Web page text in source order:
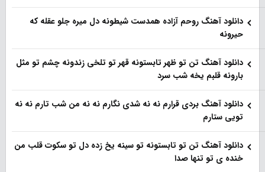
دانلود آهنگ روحم آزاده همدست شیطونه دل میره جلو عقله که
حیرونه
دانلود آهنگ تن تو ظهر تابستونه قهر تو تلخی زندونه چشم تو مثل
بارونه قلبم یخه شب سرد
دانلود آهنگ بردی قرارم نه نه شدی نگارم نه نه من شب تارم نه نه
تویی ستارم
دانلود آهنگ تن تو تابستونه تو سینه یخ زده دل تو سکوت قلب من
خنده ی تو تنها صدا